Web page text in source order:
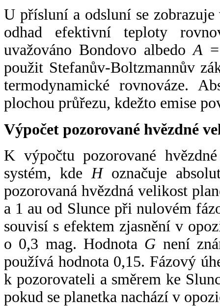
U přísluní a odsluní se
odhad efektivní teploty
uvažováno Bondovo albedoA
použit Stefanův-Boltzmannův
termodynamické rovnováze.
plochou průřezu, kdežto emise
Výpočet pozorované hvězdné
K výpočtu pozorované
systém, kde Hoznačuje
pozorovaná hvězdná velikost
a 1 au od Slunce při nulovém
souvisí s efektem zjasnění v
o 0,3 mag. Hodnota G není
používá hodnota 0,15. Fázový
k pozorovateli a směrem ke
pokud se planetka nachází v